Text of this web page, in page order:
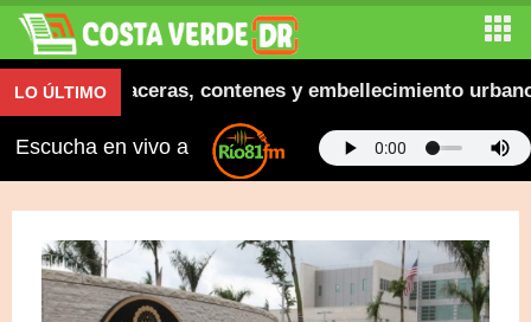
LO ÚLTIMOaceras, contenes y embellecimiento urbano
Escucha en vivo a